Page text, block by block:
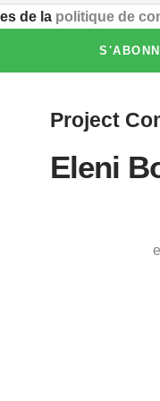
de la politique de
Project
Eleni